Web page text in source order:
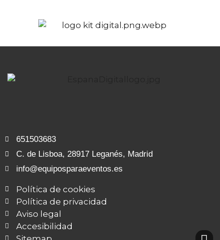
651503683
C. de Lisboa, 28917 Leganés, Madrid
info@equiposparaeventos.es
Política de cookies
Política de privacidad
Aviso legal
Accesibilidad